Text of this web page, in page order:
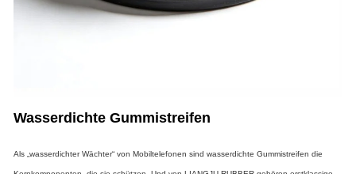
Wasserdichte Gummistreifen
Als „wasserdichter Wächter“ von Mobiltelefonen sind wasserdichte Gummistreifen die